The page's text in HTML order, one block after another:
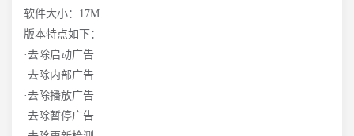
软件大小：17M
版本特点如下：
·去除启动广告
·去除内部广告
·去除播放广告
·去除暂停广告